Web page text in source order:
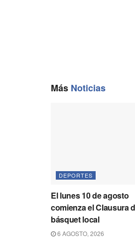
Más Noticias
DEPORTES
El lunes 10 de agosto
comienza el Clausura
básquet local
6 AGOSTO, 2026